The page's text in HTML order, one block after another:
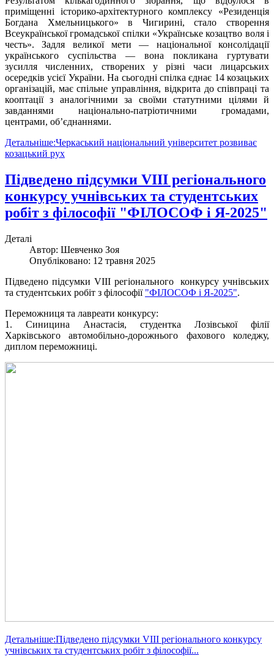
приміщенні історико-архітектурного комплексу «Резиденція
Богдана Хмельницького» в Чигирині, стало створення
Всеукраїнської громадської спілки «Українське козацтво воля і
честь». Задля великої мети — національної консолідації
українського суспільства — вона покликана гуртувати
зусилля численних, створених у різні часи лицарських
осередків усієї України. На сьогодні спілка єднає 14 козацьких
організацій, має спільне управління, відкрита до співпраці та
кооптації з аналогічними за своїми статутними цілями й
завданнями національно-патріотичними громадами,
центрами, об’єднаннями.
Детальніше:Черкаський національний університет розвиває
козацький рух
Підведено підсумки VIII регіонального
конкурсу учнівських та студентських
робіт з філософії "ФІЛОСОФ і Я-2025"
Деталі
Автор: Шевченко Зоя
Опубліковано: 12 травня 2025
Підведено підсумки VIII регіонального конкурсу учнівських
та студентських робіт з філософії "ФІЛОСОФ і Я-2025".
Переможниця та лавреати конкурсу:
1. Синицина Анастасія, студентка Лозівської філії
Харківського автомобільно-дорожнього фахового коледжу,
диплом переможниці.
Детальніше:Підведено підсумки VIII регіонального конкурсу
учнівських та студентських робіт з філософії...